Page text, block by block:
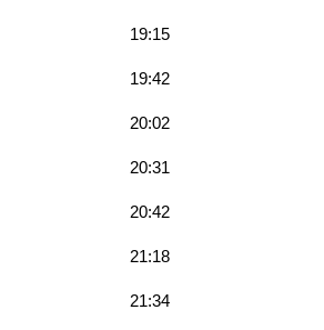
19:15
19:42
20:02
20:31
20:42
21:18
21:34